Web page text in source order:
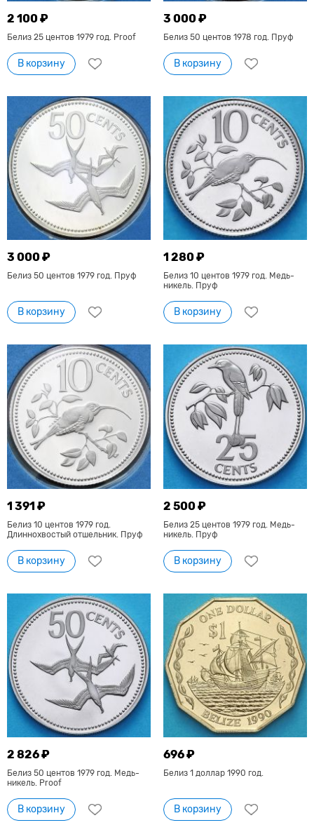
2 100 ₽
Белиз 25 центов 1979 год. Proof
В корзину
3 000 ₽
Белиз 50 центов 1978 год. Пруф
В корзину
3 000 ₽
Белиз 50 центов 1979 год. Пруф
В корзину
1 280 ₽
Белиз 10 центов 1979 год. Медь-
никель. Пруф
В корзину
1 391 ₽
Белиз 10 центов 1979 год.
Длиннохвостый отшельник. Пруф
В корзину
2 500 ₽
Белиз 25 центов 1979 год. Медь-
никель. Пруф
В корзину
2 826 ₽
Белиз 50 центов 1979 год. Медь-
никель. Proof
В корзину
696 ₽
Белиз 1 доллар 1990 год.
В корзину